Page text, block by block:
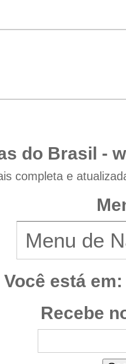
do Brasil -
completa e
Você está em:
Recebe